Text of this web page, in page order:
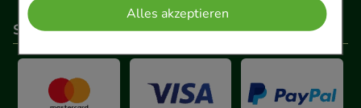
Komfort:Diese Cookies werden genutzt um das
Einkaufserlebnis noch ansprechender zu gestalten,
beispielsweise für die Wiedererkennung des
Besuchers oder unsere Seite an bevorzugte
Alles akzeptieren
So können Sie bezahlen